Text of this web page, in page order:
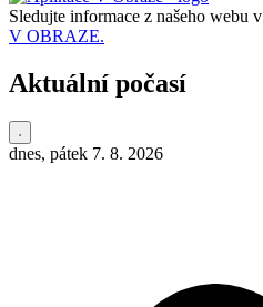
Sledujte informace z našeho webu v
V OBRAZE.
Aktuální počasí
dnes, pátek 7. 8. 2026